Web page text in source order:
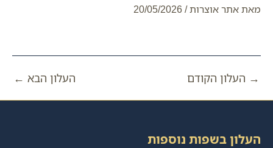
מאתאתר אוצרות/
20/05/2026
→ העלון הקודם העלון הבא ←
העלון בשפות נוספות